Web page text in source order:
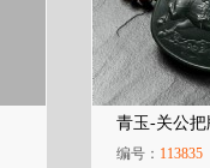
青玉-关公把
编号： 113835